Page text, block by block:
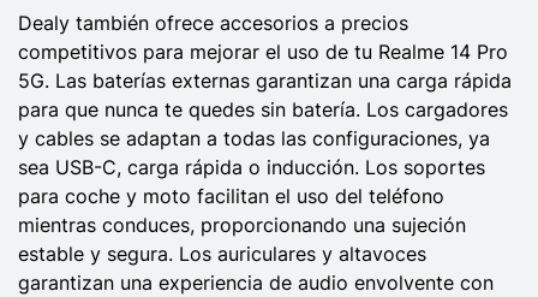
Dealy también ofrece accesorios a precios
competitivos para mejorar el uso de tu Realme 14 Pro
5G. Las baterías externas garantizan una carga rápida
para que nunca te quedes sin batería. Los cargadores
y cables se adaptan a todas las configuraciones, ya
sea USB-C, carga rápida o inducción. Los soportes
para coche y moto facilitan el uso del teléfono
mientras conduces, proporcionando una sujeción
estable y segura. Los auriculares y altavoces
garantizan una experiencia de audio envolvente con